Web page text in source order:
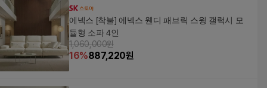
에넥스 [착불] 에넥스 웬디 패브릭 스윙 갤럭시 모
듈형 소파 4인
1,060,000원
16%887,220원